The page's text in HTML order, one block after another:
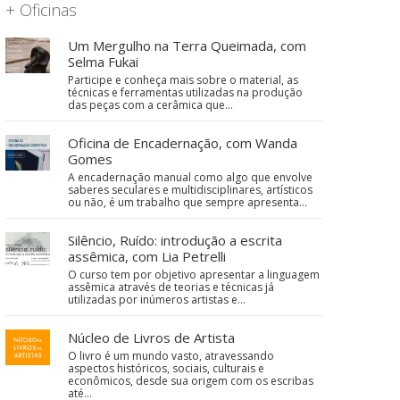
+ Oficinas
Um Mergulho na Terra Queimada, com
Selma Fukai
Participe e conheça mais sobre o material, as
técnicas e ferramentas utilizadas na produção
das peças com a cerâmica que…
Oficina de Encadernação, com Wanda
Gomes
A encadernação manual como algo que envolve
saberes seculares e multidisciplinares, artísticos
ou não, é um trabalho que sempre apresenta…
Silêncio, Ruído: introdução a escrita
assêmica, com Lia Petrelli
O curso tem por objetivo apresentar a linguagem
assêmica através de teorias e técnicas já
utilizadas por inúmeros artistas e…
Núcleo de Livros de Artista
O livro é um mundo vasto, atravessando
aspectos históricos, sociais, culturais e
econômicos, desde sua origem com os escribas
até…